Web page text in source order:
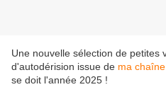
Une nouvelle sélection de petites
d'autodérision issue de ma
se doit l'année 2025 !